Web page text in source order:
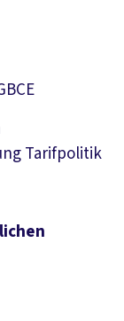
Tarifpolitik